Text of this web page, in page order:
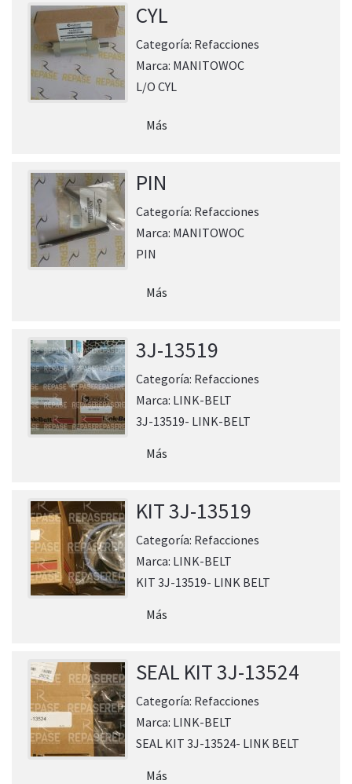
CYL
Categoría: Refacciones
Marca: MANITOWOC
L/O CYL
Más
PIN
Categoría: Refacciones
Marca: MANITOWOC
PIN
Más
3J-13519
Categoría: Refacciones
Marca: LINK-BELT
3J-13519- LINK-BELT
Más
KIT 3J-13519
Categoría: Refacciones
Marca: LINK-BELT
KIT 3J-13519- LINK BELT
Más
SEAL KIT 3J-13524
Categoría: Refacciones
Marca: LINK-BELT
SEAL KIT 3J-13524- LINK BELT
Más